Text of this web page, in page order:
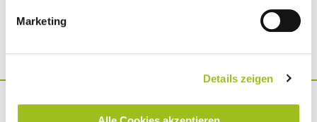
Marketing
Details zeigen